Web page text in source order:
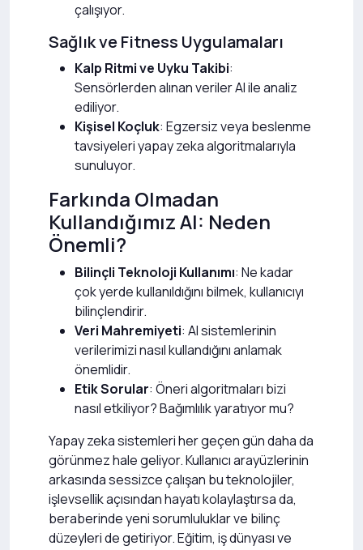
çalışıyor.
Sağlık ve Fitness Uygulamaları
Kalp Ritmi ve Uyku Takibi:
Sensörlerden alınan veriler AI ile analiz
ediliyor.
Kişisel Koçluk: Egzersiz veya beslenme
tavsiyeleri yapay zeka algoritmalarıyla
sunuluyor.
Farkında Olmadan
Kullandığımız AI: Neden
Önemli?
Bilinçli Teknoloji Kullanımı: Ne kadar
çok yerde kullanıldığını bilmek, kullanıcıyı
bilinçlendirir.
Veri Mahremiyeti: AI sistemlerinin
verilerimizi nasıl kullandığını anlamak
önemlidir.
Etik Sorular: Öneri algoritmaları bizi
nasıl etkiliyor? Bağımlılık yaratıyor mu?
Yapay zeka sistemleri her geçen gün daha da
görünmez hale geliyor. Kullanıcı arayüzlerinin
arkasında sessizce çalışan bu teknolojiler,
işlevsellik açısından hayatı kolaylaştırsa da,
beraberinde yeni sorumluluklar ve bilinç
düzeyleri de getiriyor. Eğitim, iş dünyası ve